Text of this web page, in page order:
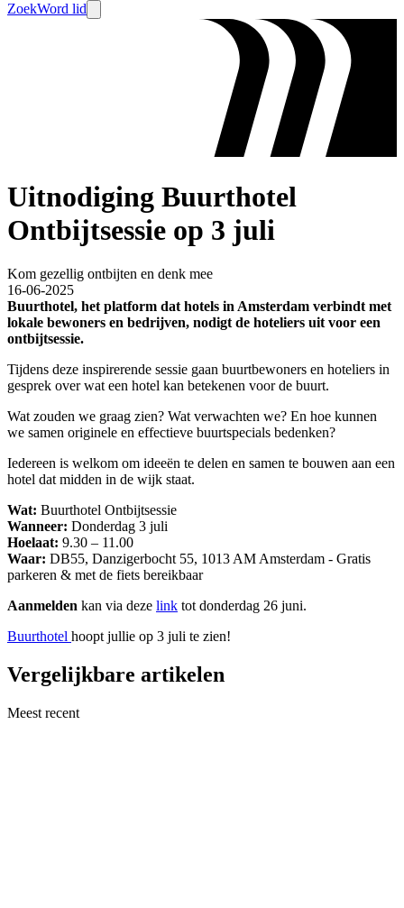
ZoekWord lid
Uitnodiging Buurthotel
Ontbijtsessie op 3 juli
Kom gezellig ontbijten en denk mee
16-06-2025
Buurthotel, het platform dat hotels in Amsterdam verbindt met
lokale bewoners en bedrijven, nodigt de hoteliers uit voor een
ontbijtsessie.
Tijdens deze inspirerende sessie gaan buurtbewoners en hoteliers in
gesprek over wat een hotel kan betekenen voor de buurt.
Wat zouden we graag zien? Wat verwachten we? En hoe kunnen
we samen originele en effectieve buurtspecials bedenken?
Iedereen is welkom om ideeën te delen en samen te bouwen aan een
hotel dat midden in de wijk staat.
Wat: Buurthotel Ontbijtsessie
Wanneer: Donderdag 3 juli
Hoelaat: 9.30 – 11.00
Waar: DB55, Danzigerbocht 55, 1013 AM Amsterdam - Gratis
parkeren & met de fiets bereikbaar
Aanmelden kan via deze link tot donderdag 26 juni.
Buurthotel hoopt jullie op 3 juli te zien!
Vergelijkbare artikelen
Meest recent